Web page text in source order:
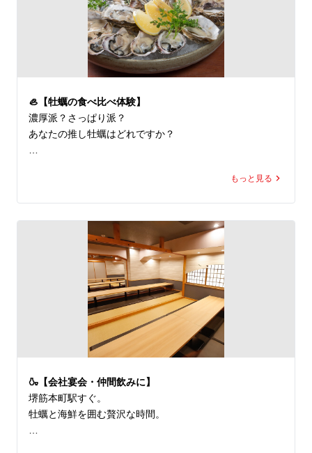
🦪 全国各地のブランド生牡蠣 常時7種類以上
🐟 旬魚7種以上の豪快刺身盛りが名物
🍲 牡蠣鍋・海鮮料理も豊富
🍶 宴会・接待・飲み会歓迎
🇬🇧 English Info
Premium oyster & seafood restaurant in Sakaisuji-Homm
achi, Osaka.
7+ kinds of fresh oysters daily.
🦪【牡蠣の食べ比べ体験】
濃厚派？さっぱり派？
あなたの推し牡蠣はどれですか？
📍 牡蠣と海鮮にほんいち堺筋本町店
🚉 堺筋本町駅すぐ
🦪 全国各地のブランド生牡蠣 常時7種類以上
🐟 旬魚7種以上の豪快刺身盛りが名物
🍲 牡蠣鍋・海鮮料理も豊富
🍶 宴会・接待・飲み会歓迎
🇬🇧 English Info
Premium oyster & seafood restaurant in Sakaisuji-Homm
achi, Osaka.
もっと見る
🍶【会社宴会・仲間飲みに】
堺筋本町駅すぐ。
牡蠣と海鮮を囲む贅沢な時間。